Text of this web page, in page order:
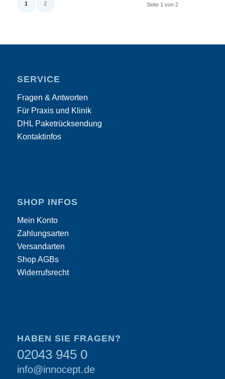
Seite 1 von 2
1 2
SERVICE
Fragen & Antworten
Für Praxis und Klinik
DHL Paketrücksendung
Kontaktinfos
SHOP INFOS
Mein Konto
Zahlungsarten
Versandarten
Shop AGBs
Widerrufsrecht
HABEN SIE FRAGEN?
02043 945 0
info@innocept.de